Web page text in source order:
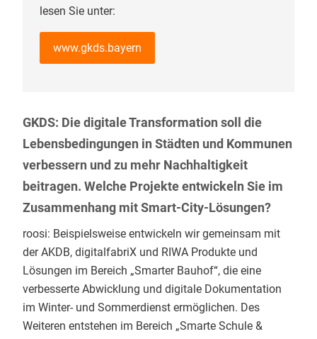
lesen Sie unter:
www.gkds.bayern
GKDS: Die digitale Transformation soll die
Lebensbedingungen in Städten und Kommunen
verbessern und zu mehr Nachhaltigkeit
beitragen. Welche Projekte entwickeln Sie im
Zusammenhang mit Smart-City-Lösungen?
roosi: Beispielsweise entwickeln wir gemeinsam mit
der AKDB, digitalfabriX und RIWA Produkte und
Lösungen im Bereich „Smarter Bauhof“, die eine
verbesserte Abwicklung und digitale Dokumentation
im Winter- und Sommerdienst ermöglichen. Des
Weiteren entstehen im Bereich „Smarte Schule &